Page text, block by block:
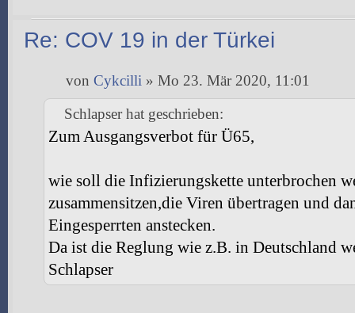
Re: COV 19 in der Türkei
von Cykcilli » Mo 23. Mär 2020, 11:01
Schlapser hat geschrieben:
Zum Ausgangsverbot für Ü65,
wie soll die Infizierungskette unterbrochen
zusammensitzen,die Viren übertragen und
Eingesperrten anstecken.
Da ist die Reglung wie z.B. in Deutschland
Schlapser